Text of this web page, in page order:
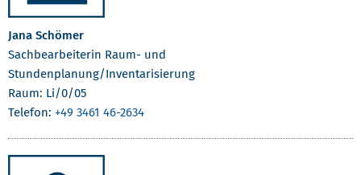
Jana Schömer
Sachbearbeiterin Raum- und
Stundenplanung/Inventarisierung
Raum: Li/0/05
Telefon: +49 3461 46-2634